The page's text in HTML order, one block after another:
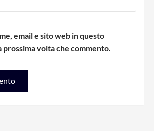
email e sito web in questo
volta che commento.